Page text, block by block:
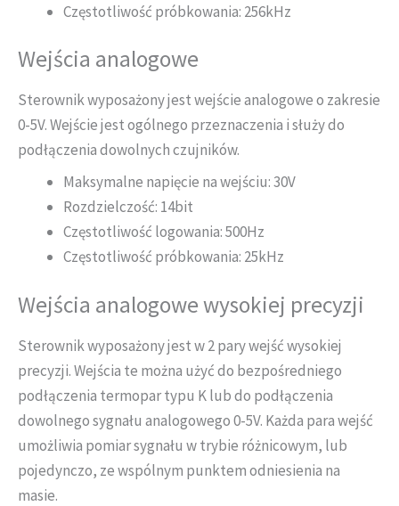
Częstotliwość próbkowania: 256kHz
Wejścia analogowe
Sterownik wyposażony jest wejście analogowe o zakresie
0-5V. Wejście jest ogólnego przeznaczenia i służy do
podłączenia dowolnych czujników.
Maksymalne napięcie na wejściu: 30V
Rozdzielczość: 14bit
Częstotliwość logowania: 500Hz
Częstotliwość próbkowania: 25kHz
Wejścia analogowe wysokiej precyzji
Sterownik wyposażony jest w 2 pary wejść wysokiej
precyzji. Wejścia te można użyć do bezpośredniego
podłączenia termopar typu K lub do podłączenia
dowolnego sygnału analogowego 0-5V. Każda para wejść
umożliwia pomiar sygnału w trybie różnicowym, lub
pojedynczo, ze wspólnym punktem odniesienia na
masie.